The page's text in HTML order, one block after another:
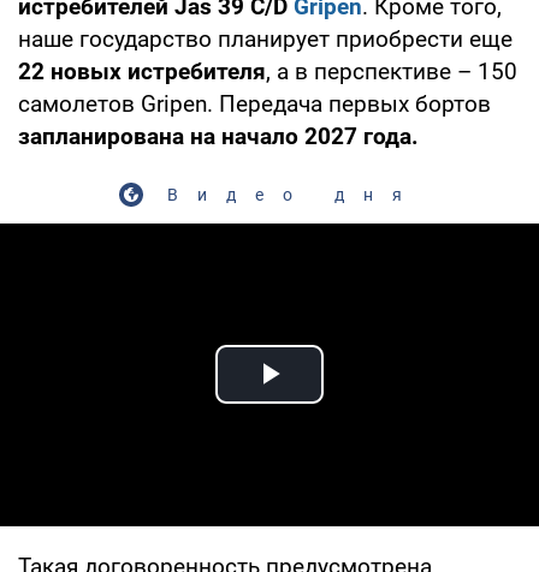
истребителей Jas 39 C/D Gripen. Кроме того,
наше государство планирует приобрести еще
22 новых истребителя, а в перспективе – 150
самолетов Gripen. Передача первых бортов
запланирована на начало 2027 года.
Видео дня
Play Video
Такая договоренность предусмотрена